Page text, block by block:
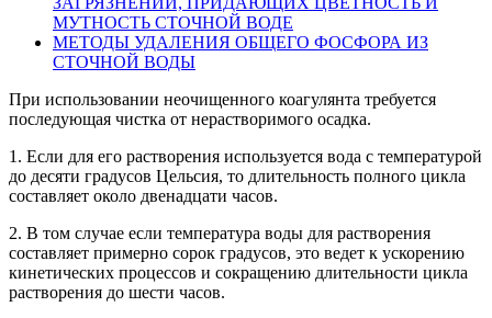
МУТНОСТЬ СТОЧНОЙ ВОДЕ
МЕТОДЫ УДАЛЕНИЯ ОБЩЕГО ФОСФОРА ИЗ
СТОЧНОЙ ВОДЫ
При использовании неочищенного коагулянта требуется
последующая чистка от нерастворимого осадка.
1. Если для его растворения используется вода с температурой
до десяти градусов Цельсия, то длительность полного цикла
составляет около двенадцати часов.
2. В том случае если температура воды для растворения
составляет примерно сорок градусов, это ведет к ускорению
кинетических процессов и сокращению длительности цикла
растворения до шести часов.